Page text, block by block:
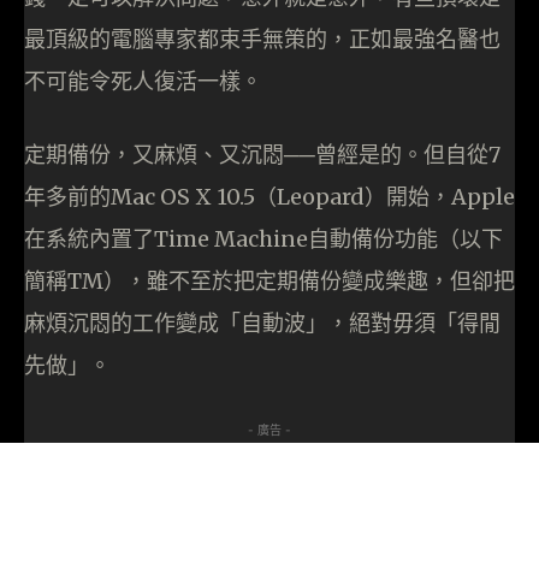
最頂級的電腦專家都束手無策的，正如最強名醫也
不可能令死人復活一樣。
定期備份，又麻煩、又沉悶──曾經是的。但自從7
年多前的Mac OS X 10.5（Leopard）開始，Apple
在系統內置了Time Machine自動備份功能（以下
簡稱TM），雖不至於把定期備份變成樂趣，但卻把
麻煩沉悶的工作變成「自動波」，絕對毋須「得閒
先做」。
- 廣告 -